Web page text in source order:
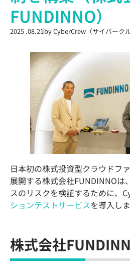
FUNDINNO）
2025 .08.21 byCyberCrew（サイバークル
日本初の株式投資型クラウドフ
展開する株式会社FUNDINNOは
スのリスクを検証するために、
ションテストサービスを導入し
株式会社